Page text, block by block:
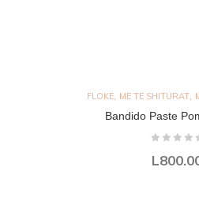
FLOKE, ME TE SHITURAT,
Bandido Paste
L